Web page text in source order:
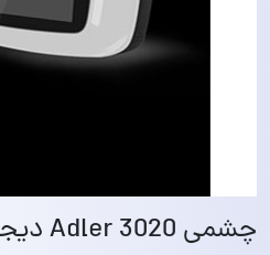
چشمی 3020 Adler دیجیتال